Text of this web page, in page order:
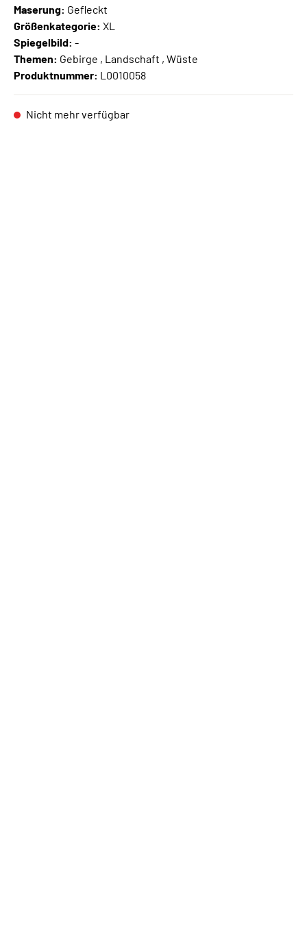
Maserung: Gefleckt
Größenkategorie: XL
Spiegelbild: -
Themen: Gebirge , Landschaft , Wüste
Produktnummer: L0010058
Nicht mehr verfügbar